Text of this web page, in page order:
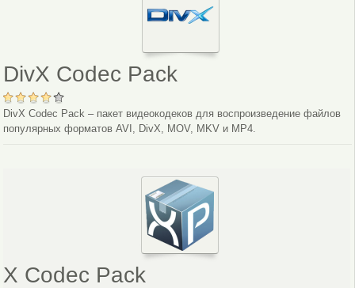
DivX Codec Pack
DivX Codec Pack – пакет видеокодеков для воспроизведение файлов
популярных форматов AVI, DivX, MOV, MKV и MP4.
X Codec Pack